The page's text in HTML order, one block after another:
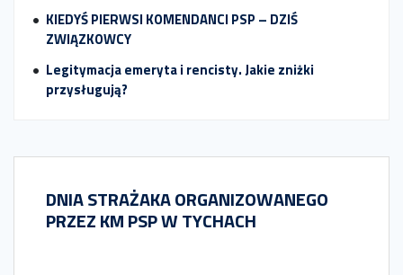
KIEDYŚ PIERWSI KOMENDANCI PSP – DZIŚ
ZWIĄZKOWCY
Legitymacja emeryta i rencisty. Jakie zniżki
przysługują?
DNIA STRAŻAKA ORGANIZOWANEGO
PRZEZ KM PSP W TYCHACH